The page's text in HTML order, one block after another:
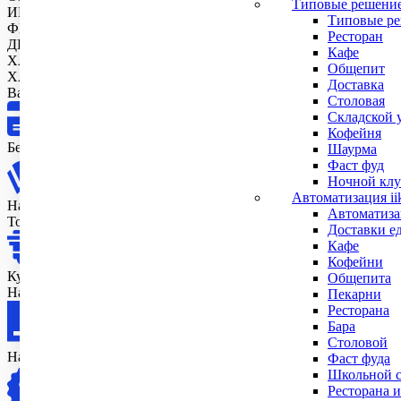
Типовые
Типовые
Ресторан
Кафе
Общепит
Доставка
Столовая
Складской
Кофейня
Шаурма
Фаст фуд
Ночной
Автоматизация
Доставки
Кафе
Кофейни
Общепита
Пекарни
Ресторана
Бара
Столовой
Фаст фуда
Школьной
Ресторана
ИНТЕРФЕЙС ПОДКЛЮЧЕНИЯ И ПЕРЕДАЧА ДАННЫХ
ФИЗИЧЕСКИЕ ХАРАКТЕРИСТИКИ
ДИСПЛЕЙ
ХАРАКТЕРИСТИКИ ПЕЧАТИ
ХАРАКТЕРИСТИКИ
Варианты оплаты
Безналичный расчет
Наличные в офисе
Только в Москве и МО
Курьеру
Наличными или картой Только в Москве и МО
Наложенным платежом